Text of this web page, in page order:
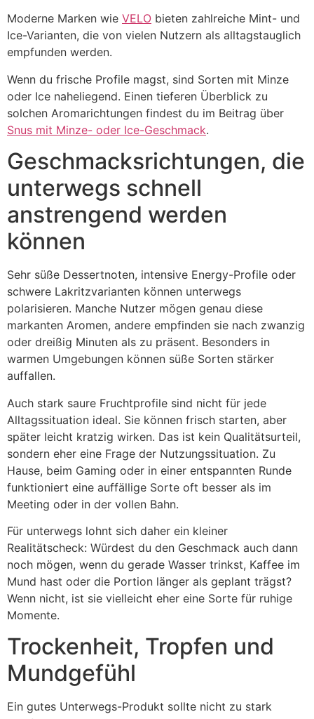
Moderne Marken wie VELO bieten zahlreiche Mint- und
Ice-Varianten, die von vielen Nutzern als alltagstauglich
empfunden werden.
Wenn du frische Profile magst, sind Sorten mit Minze
oder Ice naheliegend. Einen tieferen Überblick zu
solchen Aromarichtungen findest du im Beitrag über
Snus mit Minze- oder Ice-Geschmack.
Geschmacksrichtungen, die
unterwegs schnell
anstrengend werden
können
Sehr süße Dessertnoten, intensive Energy-Profile oder
schwere Lakritzvarianten können unterwegs
polarisieren. Manche Nutzer mögen genau diese
markanten Aromen, andere empfinden sie nach zwanzig
oder dreißig Minuten als zu präsent. Besonders in
warmen Umgebungen können süße Sorten stärker
auffallen.
Auch stark saure Fruchtprofile sind nicht für jede
Alltagssituation ideal. Sie können frisch starten, aber
später leicht kratzig wirken. Das ist kein Qualitätsurteil,
sondern eher eine Frage der Nutzungssituation. Zu
Hause, beim Gaming oder in einer entspannten Runde
funktioniert eine auffällige Sorte oft besser als im
Meeting oder in der vollen Bahn.
Für unterwegs lohnt sich daher ein kleiner
Realitätscheck: Würdest du den Geschmack auch dann
noch mögen, wenn du gerade Wasser trinkst, Kaffee im
Mund hast oder die Portion länger als geplant trägst?
Wenn nicht, ist sie vielleicht eher eine Sorte für ruhige
Momente.
Trockenheit, Tropfen und
Mundgefühl
Ein gutes Unterwegs-Produkt sollte nicht zu stark